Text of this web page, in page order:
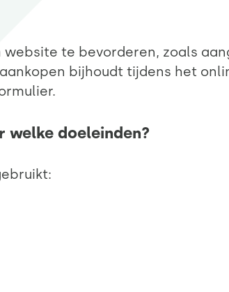
te bevorderen, zoals
bijhoudt tijdens het
welke doeleinden?